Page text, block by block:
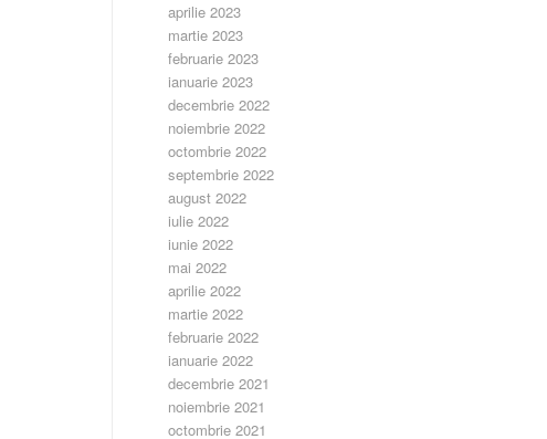
aprilie 2023
martie 2023
februarie 2023
ianuarie 2023
decembrie 2022
noiembrie 2022
octombrie 2022
septembrie 2022
august 2022
iulie 2022
iunie 2022
mai 2022
aprilie 2022
martie 2022
februarie 2022
ianuarie 2022
decembrie 2021
noiembrie 2021
octombrie 2021